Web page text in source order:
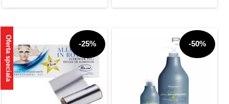
Oferta speciala -25% -50%